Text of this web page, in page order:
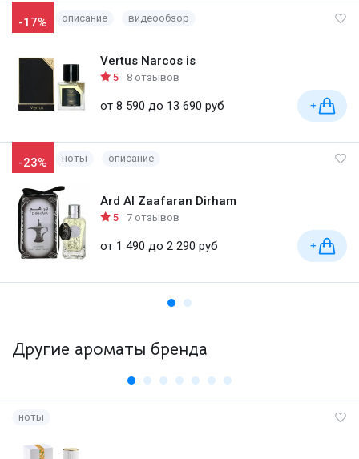
-17% описание видеообзор
Vertus Narcos is
5 8 отзывов
от 8 590 до 13 690 руб +
-23% ноты описание
Ard Al Zaafaran Dirham
5 7 отзывов
от 1 490 до 2 290 руб +
Другие ароматы бренда
ноты